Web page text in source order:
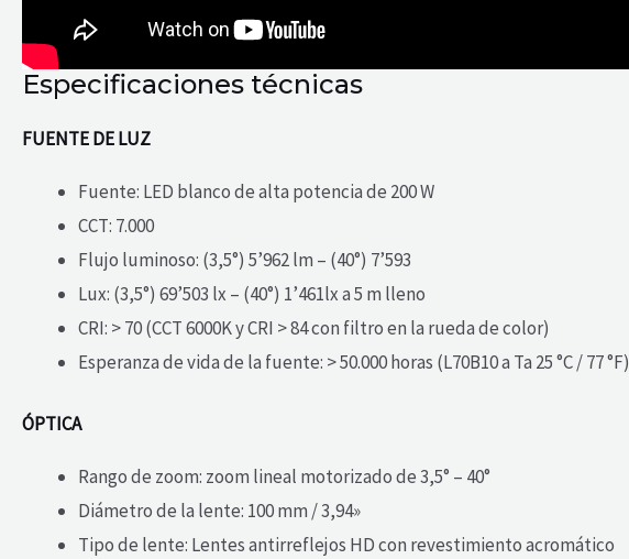
Especificaciones técnicas
FUENTE DE LUZ
Fuente: LED blanco de alta potencia de 200 W
CCT: 7.000
Flujo luminoso: (3,5°) 5’962 lm – (40°) 7’593
Lux: (3,5°) 69’503 lx – (40°) 1’461lx a 5 m lleno
CRI: > 70 (CCT 6000K y CRI > 84 con filtro en la rueda de color)
Esperanza de vida de la fuente: > 50.000 horas (L70B10 a Ta 25 °C / 77 °F)
ÓPTICA
Rango de zoom: zoom lineal motorizado de 3,5° – 40°
Diámetro de la lente: 100 mm / 3,94»
Tipo de lente: Lentes antirreflejos HD con revestimiento acromático